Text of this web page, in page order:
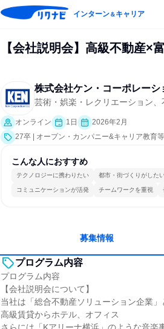
インターン＆キャリア
【会社説明会】高級不動産×
株式会社ケン・コーポレーシ
芸術・娯楽・レクリエーション
オンライン 1日
2026年2月
27卒 | オープン・カンパニー&キャリア教育等
こんな人におすすめ
テクノロジーに携わりたい 都市・街づくりがした
コミュニケーションが活発 チームワークを重視
募集情報
プログラム内容
プログラム内容
【会社説明会について】
当社は「総合不動産ソリューション企業」
高級賃貸からホテル、オフィス